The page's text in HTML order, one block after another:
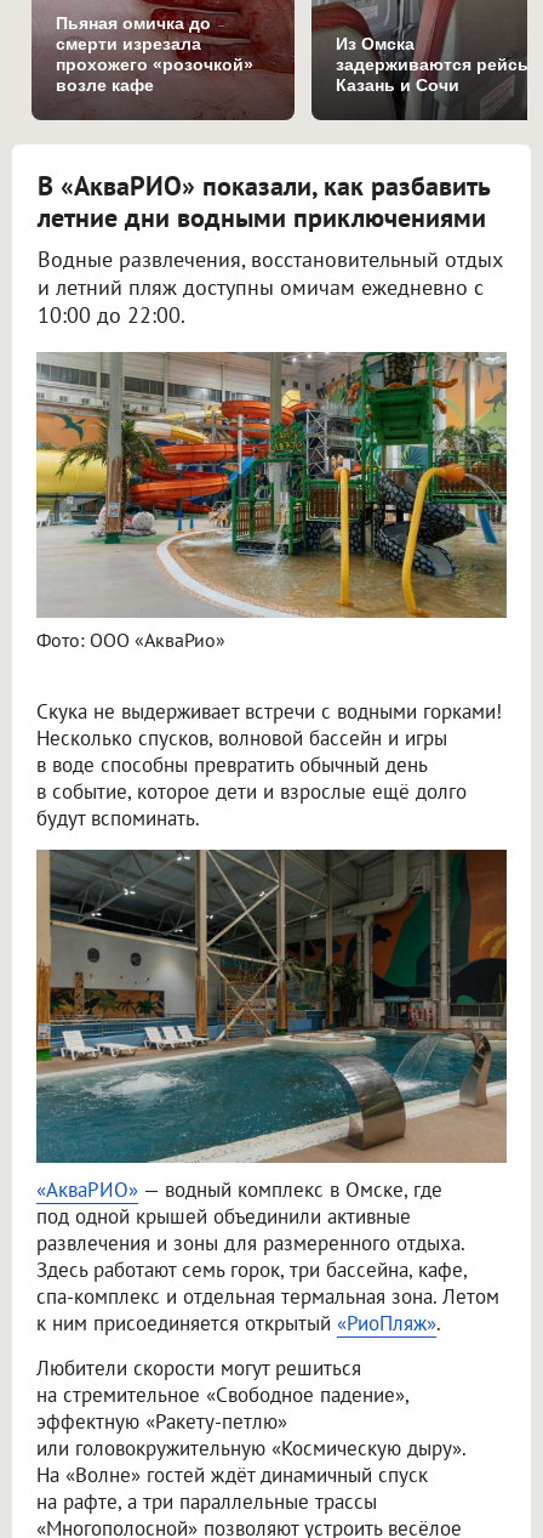
Пьяная омичка до
смерти изрезала
прохожего «розочкой»
возле кафе
Из Омска
задерживаются рейсы
Казань и Сочи
В «АкваРИО» показали, как разбавить
летние дни водными приключениями
Водные развлечения, восстановительный отдых
и летний пляж доступны омичам ежедневно с
10:00 до 22:00.
Фото: ООО «АкваРио»
Скука не выдерживает встречи с водными горками!
Несколько спусков, волновой бассейн и игры
в воде способны превратить обычный день
в событие, которое дети и взрослые ещё долго
будут вспоминать.
«АкваРИО» — водный комплекс в Омске, где
под одной крышей объединили активные
развлечения и зоны для размеренного отдыха.
Здесь работают семь горок, три бассейна, кафе,
спа-комплекс и отдельная термальная зона. Летом
к ним присоединяется открытый «РиоПляж».
Любители скорости могут решиться
на стремительное «Свободное падение»,
эффектную «Ракету-петлю»
или головокружительную «Космическую дыру».
На «Волне» гостей ждёт динамичный спуск
на рафте, а три параллельные трассы
«Многополосной» позволяют устроить весёлое